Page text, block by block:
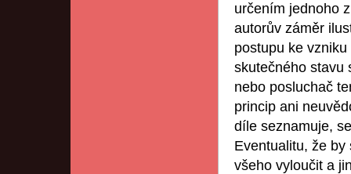
určením jednoho
autorův záměr
postupu ke
skutečného stavu
nebo posluchač
princip ani
díle seznamuje,
Eventualitu, že
všeho vyloučit a